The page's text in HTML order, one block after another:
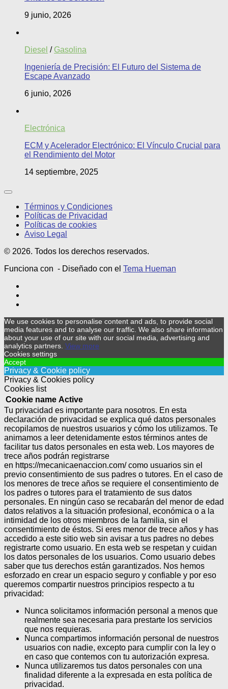
9 junio, 2026
Diesel / Gasolina
Ingeniería de Precisión: El Futuro del Sistema de
Escape Avanzado
6 junio, 2026
Electrónica
ECM y Acelerador Electrónico: El Vínculo Crucial para
el Rendimiento del Motor
14 septiembre, 2025
Términos y Condiciones
Políticas de Privacidad
Políticas de cookies
Aviso Legal
© 2026. Todos los derechos reservados.
Funciona con - Diseñado con el Tema Hueman
We use cookies to personalise content and ads, to provide social
media features and to analyse our traffic. We also share information
about your use of our site with our social media, advertising and
analytics partners. View more
Cookies settings
Accept
Privacy & Cookie policy
Privacy & Cookies policy
Cookies list
Cookie name Active
Tu privacidad es importante para nosotros. En esta
declaración de privacidad se explica qué datos personales
recopilamos de nuestros usuarios y cómo los utilizamos. Te
animamos a leer detenidamente estos términos antes de
facilitar tus datos personales en esta web. Los mayores de
trece años podrán registrarse
en https://mecanicaenaccion.com/ como usuarios sin el
previo consentimiento de sus padres o tutores. En el caso de
los menores de trece años se requiere el consentimiento de
los padres o tutores para el tratamiento de sus datos
personales. En ningún caso se recabarán del menor de edad
datos relativos a la situación profesional, económica o a la
intimidad de los otros miembros de la familia, sin el
consentimiento de éstos. Si eres menor de trece años y has
accedido a este sitio web sin avisar a tus padres no debes
registrarte como usuario. En esta web se respetan y cuidan
los datos personales de los usuarios. Como usuario debes
saber que tus derechos están garantizados. Nos hemos
esforzado en crear un espacio seguro y confiable y por eso
queremos compartir nuestros principios respecto a tu
privacidad:
Nunca solicitamos información personal a menos que
realmente sea necesaria para prestarte los servicios
que nos requieras.
Nunca compartimos información personal de nuestros
usuarios con nadie, excepto para cumplir con la ley o
en caso que contemos con tu autorización expresa.
Nunca utilizaremos tus datos personales con una
finalidad diferente a la expresada en esta política de
privacidad.